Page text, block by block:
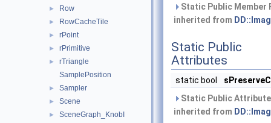
► Row
► RowCacheTile
► rPoint
► rPrimitive
►
rTriangle
SamplePosition
► Sampler
► Scene
►
SceneGraph_KnobI
Static Public Member
inherited from
Static Public
Attributes
static bool
Static Public
inherited from